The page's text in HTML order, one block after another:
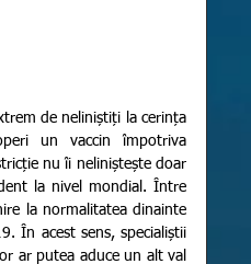
un vaccin împotriva
nu îi neliniștește doar
la nivel mondial. Între
la normalitatea dinainte
În acest sens, specialiștii
ar putea aduce un alt val